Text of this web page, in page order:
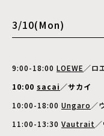
3/10(Mon)
9:00-18:00 LOEWE ／ロ
10:00 sacai ／サカイ
10:00-18:00 Ungaro ／
11:00-13:30 Vautrait